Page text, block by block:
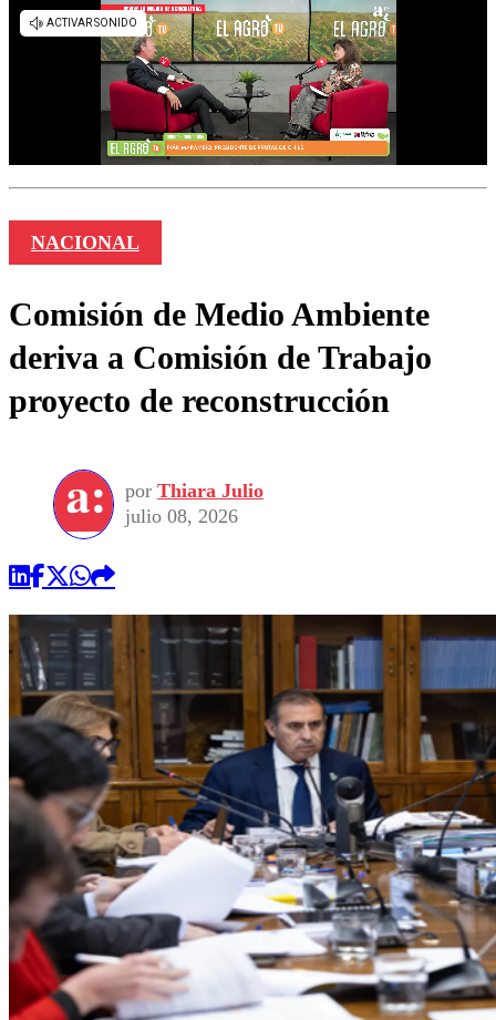
NACIONAL
Comisión de Medio Ambiente
deriva a Comisión de Trabajo
proyecto de reconstrucción
por Thiara Julio
julio 08, 2026